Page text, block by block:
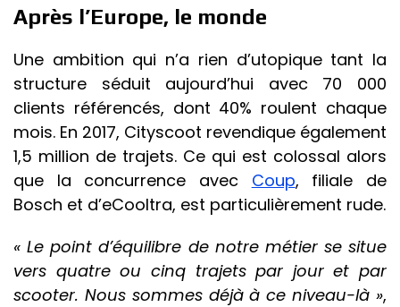
Après l’Europe, le monde
Une ambition qui n’a rien d’utopique tant la
structure séduit aujourd’hui avec 70 000
clients référencés, dont 40% roulent chaque
mois. En 2017, Cityscoot revendique également
1,5 million de trajets. Ce qui est colossal alors
que la concurrence avec Coup, filiale de
Bosch et d’eCooltra, est particulièrement rude.
« Le point d’équilibre de notre métier se situe
vers quatre ou cinq trajets par jour et par
scooter. Nous sommes déjà à ce niveau-là »,